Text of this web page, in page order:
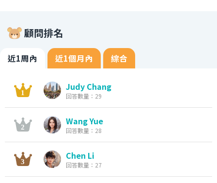
顧問排名
近1周內 近1個月內 綜合
Judy Chang
回答數量：29
Wang Yue
回答數量：28
Chen Li
回答數量：27